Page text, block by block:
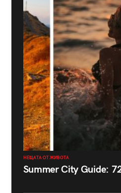
НЕЩАТА ОТ ЖИВОТА
Summer City Guide: